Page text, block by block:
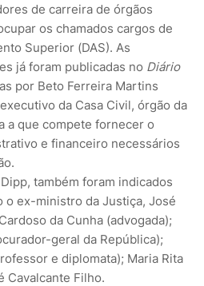
de carreira de órgãos
os chamados cargos de
Superior (DAS). As
já foram publicadas no Diário
por Beto Ferreira Martins
da Casa Civil, órgão da
a que compete fornecer o
e financeiro necessários
também foram indicados
o ex-ministro da Justiça, José
da Cunha (advogada);
geral da República);
e diplomata); Maria Rita
Cavalcante Filho.